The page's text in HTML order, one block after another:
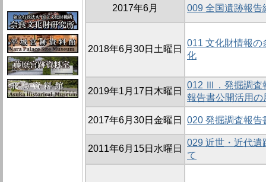
2017年6月 009 全国遺跡報告
2018年6月30日土曜日
011 文化財情報の
化
2019年1月17日木曜日
012 Ⅲ．発掘調査
報告書公開活用の
2017年6月30日金曜日 020 発掘調査報告
2011年6月15日水曜日
029 近世・近代遺
て